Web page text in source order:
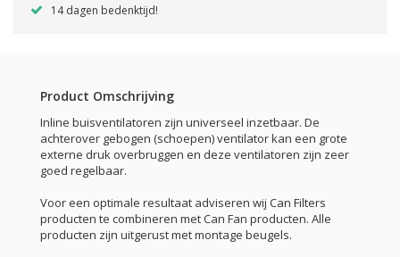
14 dagen bedenktijd!
Product Omschrijving
Inline buisventilatoren zijn universeel inzetbaar. De
achterover gebogen (schoepen) ventilator kan een grote
externe druk overbruggen en deze ventilatoren zijn zeer
goed regelbaar.
Voor een optimale resultaat adviseren wij Can Filters
producten te combineren met Can Fan producten. Alle
producten zijn uitgerust met montage beugels.